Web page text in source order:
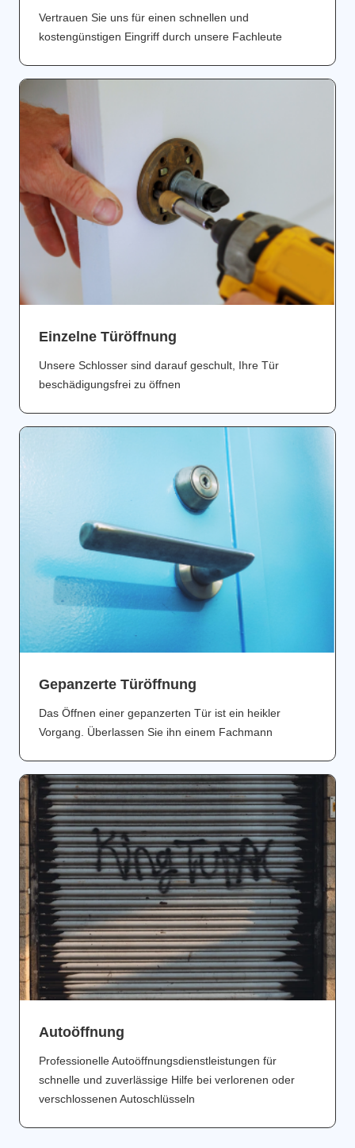
Vertrauen Sie uns für einen schnellen und
kostengünstigen Eingriff durch unsere Fachleute
Einzelne Türöffnung
Unsere Schlosser sind darauf geschult, Ihre Tür
beschädigungsfrei zu öffnen
Gepanzerte Türöffnung
Das Öffnen einer gepanzerten Tür ist ein heikler
Vorgang. Überlassen Sie ihn einem Fachmann
Аutoöffnung
Professionelle Autoöffnungsdienstleistungen für
schnelle und zuverlässige Hilfe bei verlorenen oder
verschlossenen Autoschlüsseln